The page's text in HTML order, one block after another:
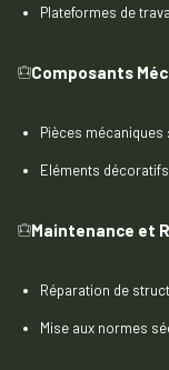
Plateformes de
Composants
Pièces
Eléments
Maintenance et
Réparation de
Mise aux normes